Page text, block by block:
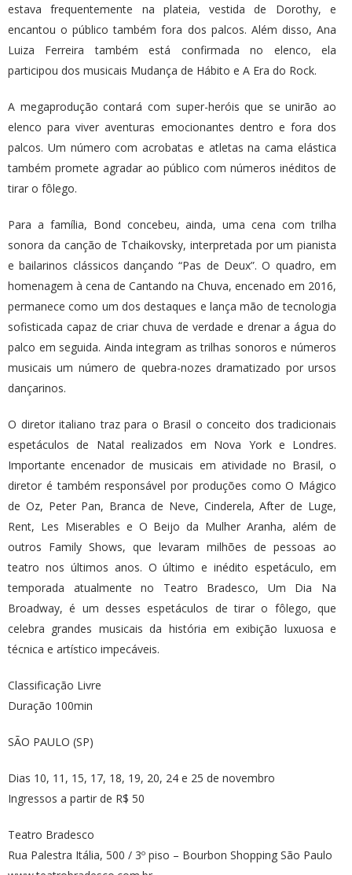
estava frequentemente na plateia, vestida de Dorothy, e
encantou o público também fora dos palcos. Além disso, Ana
Luiza Ferreira também está confirmada no elenco, ela
participou dos musicais Mudança de Hábito e A Era do Rock.
A megaprodução contará com super-heróis que se unirão ao
elenco para viver aventuras emocionantes dentro e fora dos
palcos. Um número com acrobatas e atletas na cama elástica
também promete agradar ao público com números inéditos de
tirar o fôlego.
Para a família, Bond concebeu, ainda, uma cena com trilha
sonora da canção de Tchaikovsky, interpretada por um pianista
e bailarinos clássicos dançando “Pas de Deux”. O quadro, em
homenagem à cena de Cantando na Chuva, encenado em 2016,
permanece como um dos destaques e lança mão de tecnologia
sofisticada capaz de criar chuva de verdade e drenar a água do
palco em seguida. Ainda integram as trilhas sonoros e números
musicais um número de quebra-nozes dramatizado por ursos
dançarinos.
O diretor italiano traz para o Brasil o conceito dos tradicionais
espetáculos de Natal realizados em Nova York e Londres.
Importante encenador de musicais em atividade no Brasil, o
diretor é também responsável por produções como O Mágico
de Oz, Peter Pan, Branca de Neve, Cinderela, After de Luge,
Rent, Les Miserables e O Beijo da Mulher Aranha, além de
outros Family Shows, que levaram milhões de pessoas ao
teatro nos últimos anos. O último e inédito espetáculo, em
temporada atualmente no Teatro Bradesco, Um Dia Na
Broadway, é um desses espetáculos de tirar o fôlego, que
celebra grandes musicais da história em exibição luxuosa e
técnica e artístico impecáveis.
Classificação Livre
Duração 100min
SÃO PAULO (SP)
Dias 10, 11, 15, 17, 18, 19, 20, 24 e 25 de novembro
Ingressos a partir de R$ 50
Teatro Bradesco
Rua Palestra Itália, 500 / 3º piso – Bourbon Shopping São Paulo